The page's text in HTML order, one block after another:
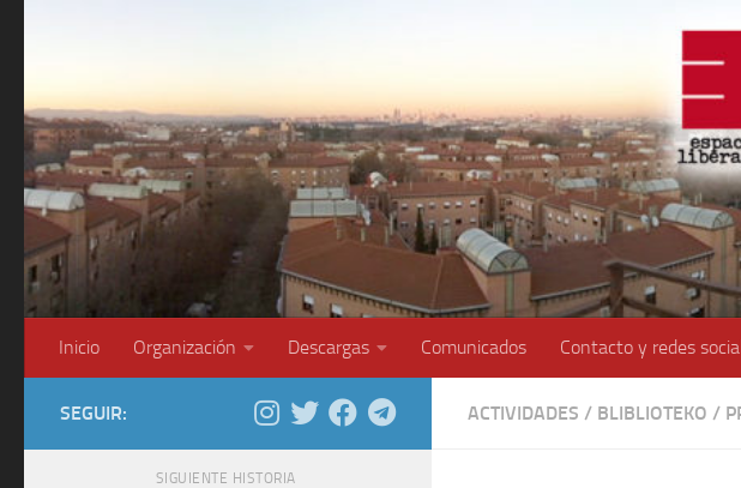
Inicio Organización Descargas Comunicados Contacto y redes
ACTIVIDADES / BLIBLIOTEKO /
SEGUIR:
SIGUIENTE HISTORIA